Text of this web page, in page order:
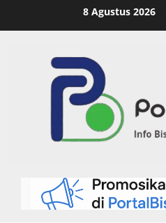
8 Agustus 2026